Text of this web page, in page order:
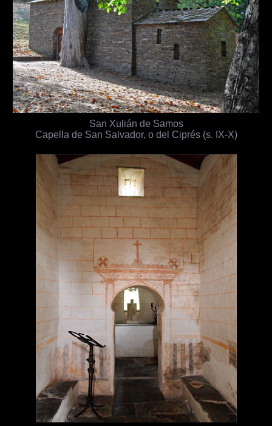
San Xulián de Samos
Capella de San Salvador, o del Ciprés (s. IX-X)